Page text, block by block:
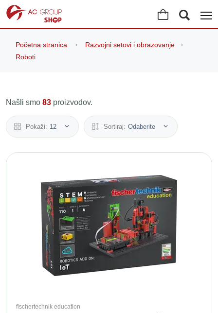
Početna stranica
Razvojni setovi i obrazovanje
Roboti
Našli smo 83 proizvodov.
Pokaži: 12 Sortiraj: Odaberite
fischertechnik education